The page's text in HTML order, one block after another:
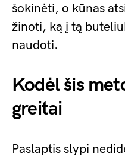
šokinėti, o kūnas
žinoti, ką į tą
naudoti.
Kodėl šis
greitai
Paslaptis slypi